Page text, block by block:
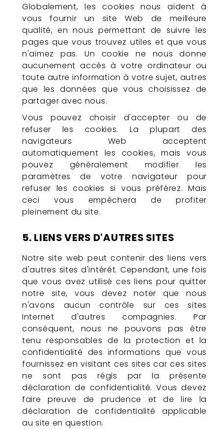
Globalement, les cookies nous aident à
vous fournir un site Web de meilleure
qualité, en nous permettant de suivre les
pages que vous trouvez utiles et que vous
n'aimez pas. Un cookie ne nous donne
aucunement accès à votre ordinateur ou
toute autre information à votre sujet, autres
que les données que vous choisissez de
partager avec nous.
Vous pouvez choisir d'accepter ou de
refuser les cookies. La plupart des
navigateurs Web acceptent
automatiquement les cookies, mais vous
pouvez généralement modifier les
paramètres de votre navigateur pour
refuser les cookies si vous préférez. Mais
ceci vous empêchera de profiter
pleinement du site.
5. LIENS VERS D'AUTRES SITES
Notre site web peut contenir des liens vers
d'autres sites d'intérêt. Cependant, une fois
que vous avez utilisé ces liens pour quitter
notre site, vous devez noter que nous
n'avons aucun contrôle sur ces sites
Internet d'autres compagnies. Par
conséquent, nous ne pouvons pas être
tenu responsables de la protection et la
confidentialité des informations que vous
fournissez en visitant ces sites car ces sites
ne sont pas régis par la présente
déclaration de confidentialité. Vous devez
faire preuve de prudence et de lire la
déclaration de confidentialité applicable
au site en question.